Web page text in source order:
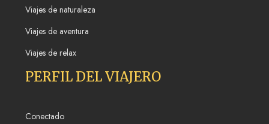
Viajes de naturaleza
Viajes de aventura
Viajes de relax
PERFIL DEL VIAJERO
Conectado